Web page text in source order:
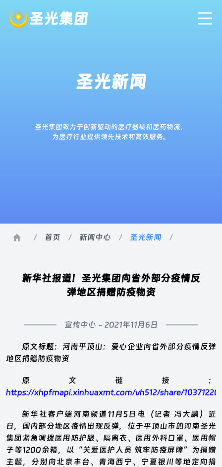
圣光集团
圣光新闻
圣光集团致力于创新驱动的医疗器械和医药物流，
为医疗行业提供领先技术和高效服务。
/ 首页 / 新闻中心 / 圣光新闻 /
新华社报道！圣光集团向省外部分疫情反
弹地区捐赠防疫物资
宣传中心 - 2021年11月6日
原文标题：河南平顶山：爱心企业向省外部分疫情反弹
地区捐赠防疫物资
原文链接：
https://xhpfmapi.xinhuaxmt.com/vh512/share/10371220
新华社客户端河南频道11月5日电（记者 冯大鹏）近
日，国内部分地区疫情出现反弹，位于平顶山市的河南圣光
集团紧急调拨医用防护服、隔离衣、医用外科口罩、医用帽
子等1200余箱，以“关爱医护人员 筑牢防疫屏障”为捐赠
主题，分别向北京丰台、青海西宁、宁夏银川等地定向捐